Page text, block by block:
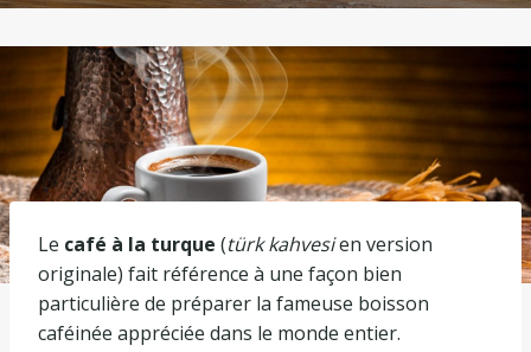
Le café à la turque (türk kahvesien version
originale) fait référence à une façon bien
particulière de préparer la fameuse boisson
caféinée appréciée dans le monde entier.